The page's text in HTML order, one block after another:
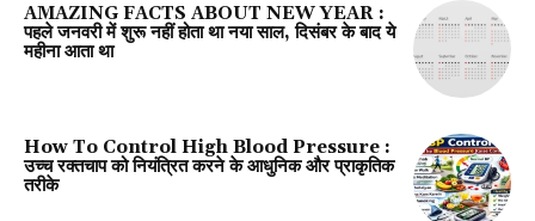
AMAZING FACTS ABOUT NEW YEAR :
पहले जनवरी में शुरू नहीं होता था नया साल, दिसंबर के बाद ये
महीना आता था
How To Control High Blood Pressure :
उच्च रक्तचाप को नियंत्रित करने के आधुनिक और प्राकृतिक
तरीके